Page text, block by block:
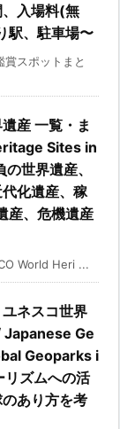
入場料(無
駅、駐車場〜
スポットまと
産 一覧・ま
Sites in
世界遺産、
化遺産、稼
産、危機遺産
World Heri ...
ネスコ世界
Japanese Ge
Geoparks i
ズムへの活
あり方を考